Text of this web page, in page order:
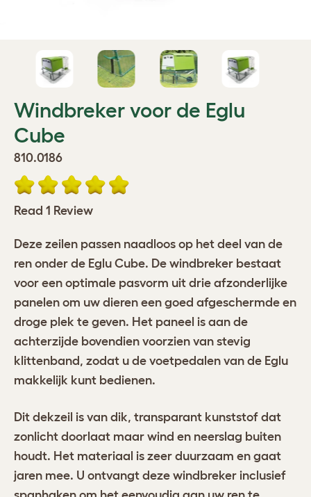
Windbreker voor de Eglu
Cube
810.0186
Read 1 Review
Deze zeilen passen naadloos op het deel van de
ren onder de Eglu Cube. De windbreker bestaat
voor een optimale pasvorm uit drie afzonderlijke
panelen om uw dieren een goed afgeschermde en
droge plek te geven. Het paneel is aan de
achterzijde bovendien voorzien van stevig
klittenband, zodat u de voetpedalen van de Eglu
makkelijk kunt bedienen.
Dit dekzeil is van dik, transparant kunststof dat
zonlicht doorlaat maar wind en neerslag buiten
houdt. Het materiaal is zeer duurzaam en gaat
jaren mee. U ontvangt deze windbreker inclusief